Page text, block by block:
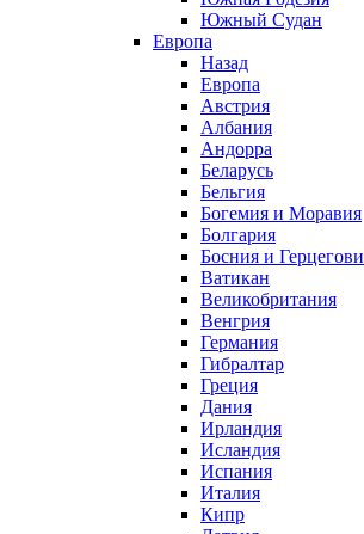
Южный Судан
Европа
Назад
Европа
Австрия
Албания
Андорра
Беларусь
Бельгия
Богемия и Моравия
Болгария
Босния и
Ватикан
Великобритания
Венгрия
Германия
Гибралтар
Греция
Дания
Ирландия
Исландия
Испания
Италия
Кипр